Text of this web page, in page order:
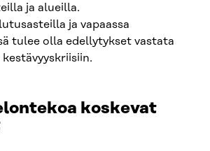
ja alueilla.
ja vapaassa
tulee olla edellytykset vastata
koskevat